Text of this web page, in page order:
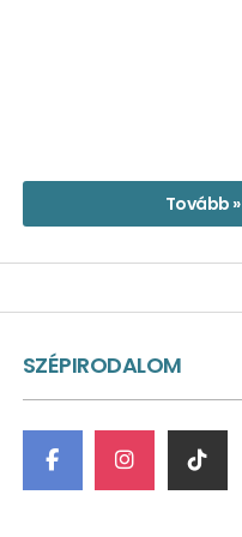
Tovább »
SZÉPIRODALOM